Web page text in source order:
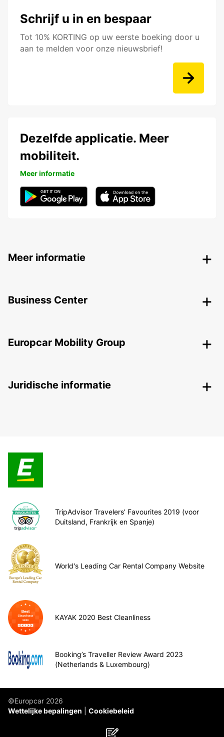
Schrijf u in en bespaar
Tot 10% KORTING op uw eerste boeking door u
aan te melden voor onze nieuwsbrief!
Dezelfde applicatie. Meer
mobiliteit.
Meer informatie
Meer informatie
Business Center
Europcar Mobility Group
Juridische informatie
TripAdvisor Travelers’ Favourites 2019 (voor
Duitsland, Frankrijk en Spanje)
World's Leading Car Rental Company Website
KAYAK 2020 Best Cleanliness
Booking’s Traveller Review Award 2023
(Netherlands & Luxembourg)
©Europcar 2026
Wettelijke bepalingen
Cookiebeleid